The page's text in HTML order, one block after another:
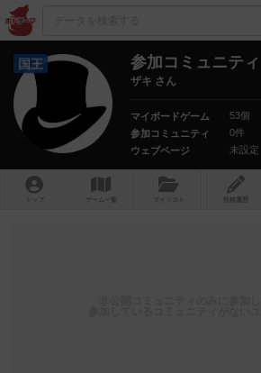
国王 参加コミュニティ
ザキ さん
マイボードゲーム
53個
参加コミュニティ
0件
ウェブページ
未設定
トップ ゲーム一覧 マイリスト 投稿履歴